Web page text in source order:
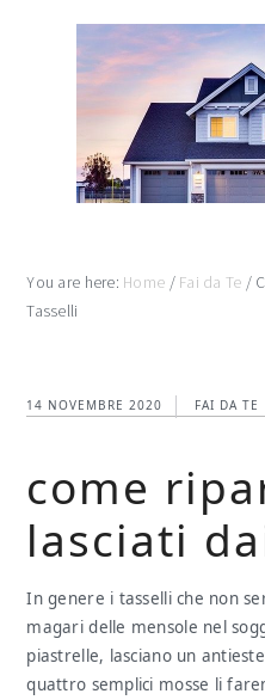
You are here: Home / Fai da Te /
Tasselli
14 NOVEMBRE 2020 FAI DA TE
come
lasciati
In genere i tasselli che non
magari delle mensole nel
piastrelle, lasciano un
quattro semplici mosse li